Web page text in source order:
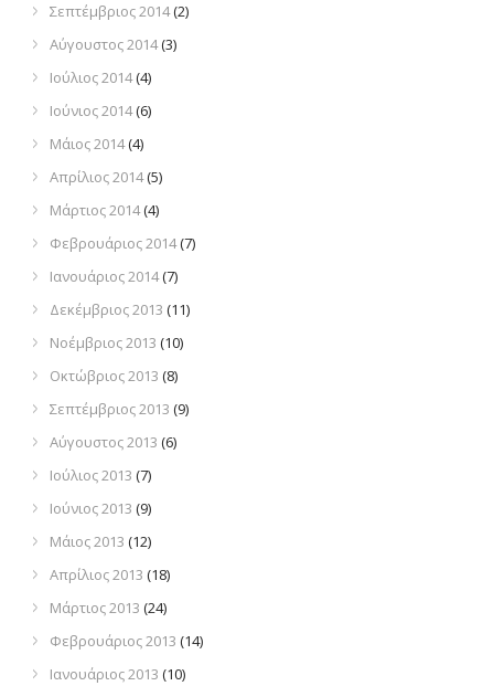
Σεπτέμβριος 2014(2)
Αύγουστος 2014(3)
Ιούλιος 2014(4)
Ιούνιος 2014(6)
Μάιος 2014(4)
Απρίλιος 2014(5)
Μάρτιος 2014(4)
Φεβρουάριος 2014(7)
Ιανουάριος 2014(7)
Δεκέμβριος 2013 (11)
Νοέμβριος 2013 (10)
Οκτώβριος 2013 (8)
Σεπτέμβριος 2013 (9)
Αύγουστος 2013 (6)
Ιούλιος 2013 (7)
Ιούνιος 2013 (9)
Μάιος 2013 (12)
Απρίλιος 2013 (18)
Μάρτιος 2013 (24)
Φεβρουάριος 2013 (14)
Ιανουάριος 2013 (10)